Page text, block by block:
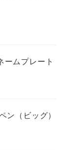
ムプレート
ン（ビッグ）